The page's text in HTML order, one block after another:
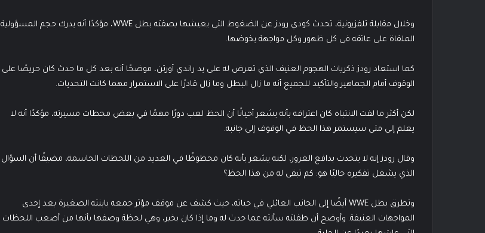
وخلال مقابلة تلفزيونية، تحدث كودي رودز عن الضغوط التي يعيشها بصفته بطل WWE، مؤكدًا أنه يدرك حجم المسؤولية
الملقاة على عاتقه في كل ظهور وكل مواجهة يخوضها.
كما استعاد رودز ذكريات الهجوم العنيف الذي تعرض له على يد راندي أورتن، موضحًا أنه بعد كل ما حدث كان حريصًا على
الوقوف أمام الجماهير والتأكيد للجميع أنه ما زال البطل وما زال قادرًا على الاستمرار مهما كانت التحديات.
لكن أكثر ما لفت الانتباه كان اعترافه بأنه يشعر أحيانًا أن الحظ لعب دورًا مهمًا في بعض محطات مسيرته، مؤكدًا أنه لا
يعلم إلى متى سيستمر هذا الحظ في الوقوف إلى جانبه.
وقال رودز إنه لا يتحدث بدافع الغرور، لكنه يشعر بأنه كان محظوظًا في العديد من اللحظات الحاسمة، مضيفًا أن السؤال
الذي يشغل تفكيره حاليًا هو: كم تبقى له من هذا الحظ؟
وتطرق بطل WWE أيضًا إلى الجانب العائلي في حياته، حيث كشف عن موقف مؤثر جمعه بابنته الصغيرة بعد إحدى
المواجهات العنيفة. وأوضح أن طفلته سألته عما حدث له وما إذا كان بخير، وهي لحظة وصفها بأنها من أصعب اللحظات